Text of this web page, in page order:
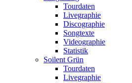
Tourdaten
Livegraphie
Discographie
Songtexte
Videographie
Statistik
Soilent Grün
Tourdaten
Livegraphie